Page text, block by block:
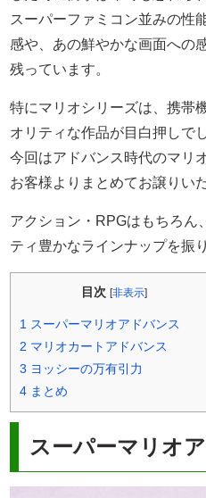
スーパーファミコン並みの性
感や、あの鮮やかな画面への
残っています。
特にマリオシリーズは、携帯
オリティな作品が目白押しで
今回はアドバンス時代のマリ
お客様よりまとめてお譲りい
アクション・RPGはもちろん
ティ豊かなラインナップを振
目次 [非表示]
1 スーパーマリオアドバンス
2 マリオカートアドバンス
3 ヨッシーの万有引力
4 まとめ
スーパーマリオ